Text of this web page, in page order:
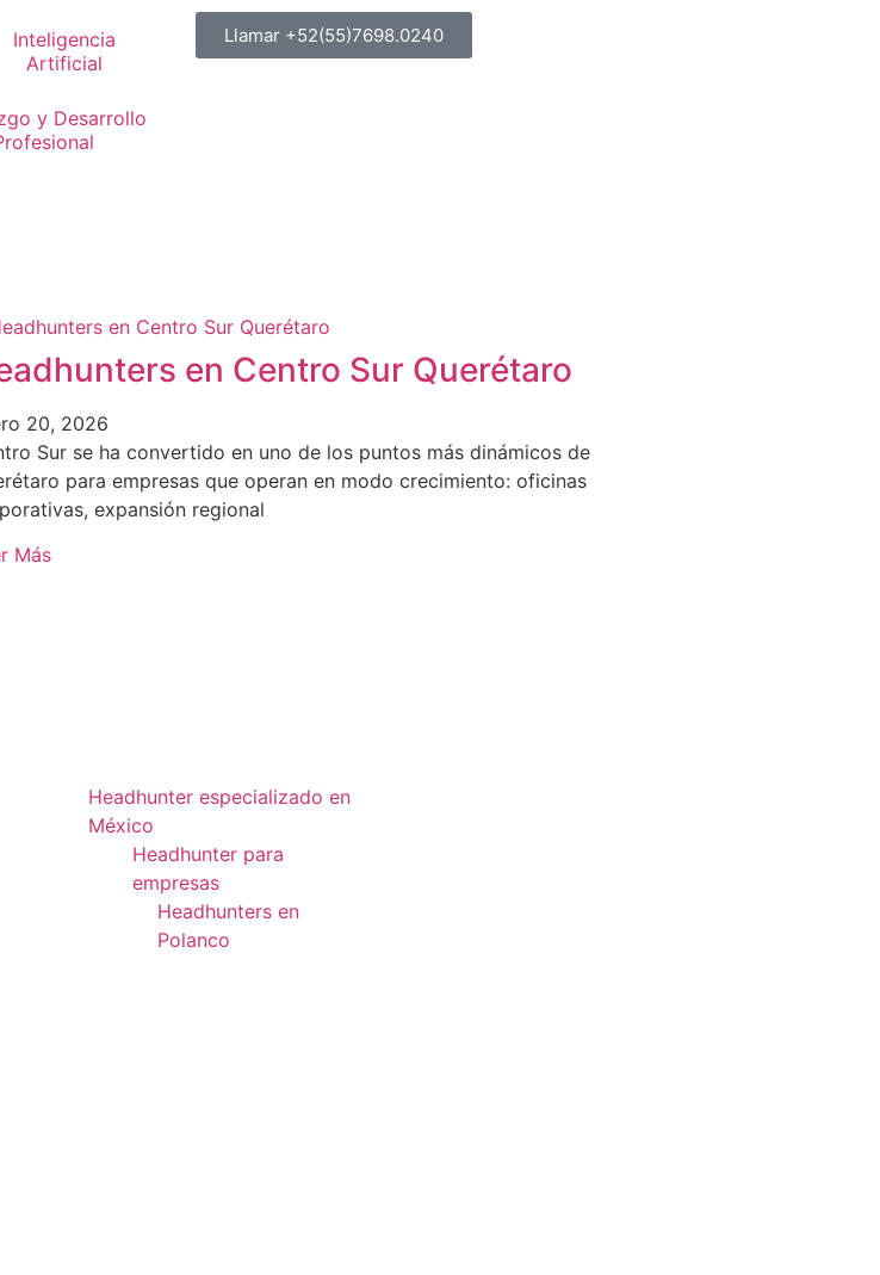
Inteligencia
Artificial
y Desarrollo
Llamar +52(55)7698.0240
Headhunter especializado en
México
Headhunter para
empresas
Headhunters en
Polanco
en Centro Sur Querétaro
20, 2026
Sur se ha convertido en uno de los puntos más dinámicos de
para empresas que operan en modo crecimiento: oficinas
expansión regional
Más